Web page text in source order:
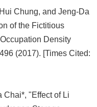
Chung, and Jeng-Da
of the Fictitious
Density
(2017). [Times Cited:
Chai*, "Effect of Li